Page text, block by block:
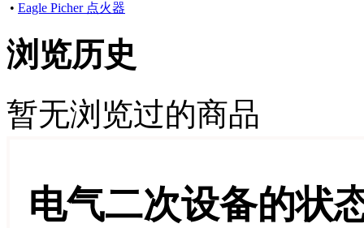
• Eagle Picher 点火器
浏览历史
暂无浏览过的商品
电气二次设备的状